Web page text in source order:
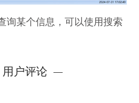
某个信息，可以使用搜索
用户评论